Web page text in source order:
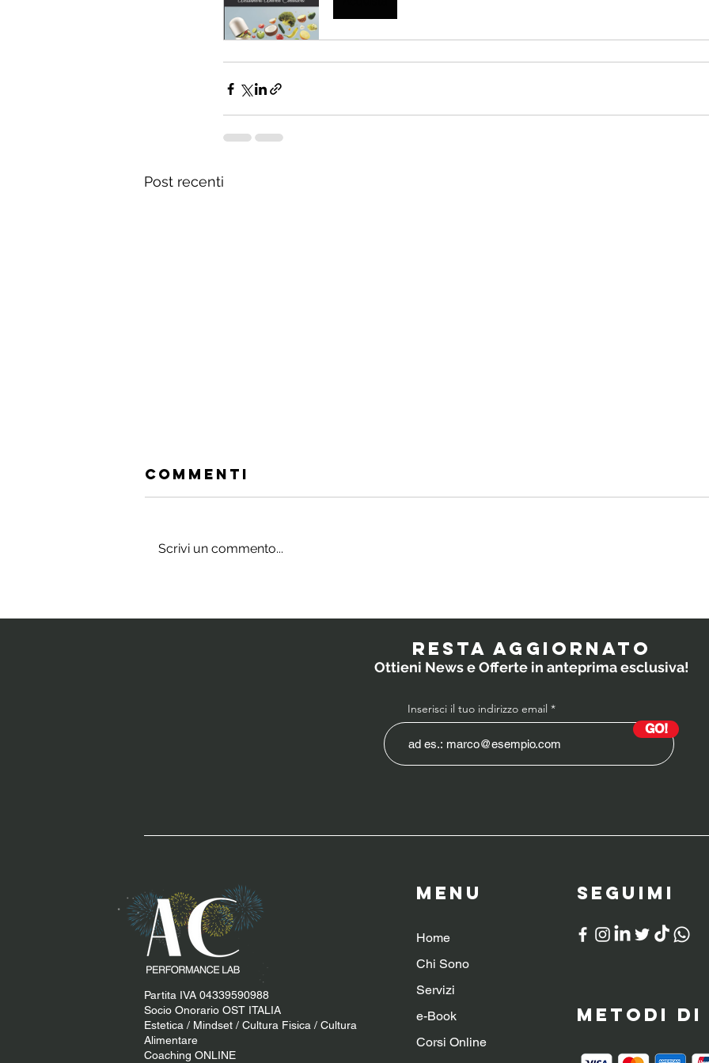
Post recenti
che stimolano
probiotici
medici ai
bambini?
Commenti
Scrivi un commento...
RESTA AGGIORNATO
Ottieni News e Offerte in anteprima esclusiva!
Inserisci il tuo indirizzo email
GO!
Partita IVA 04339590988
Socio Onorario OST ITALIA
Estetica / Mindset / Cultura Fisica / Cultura
Alimentare
Coaching ONLINE
Menu
Home
Chi Sono
Servizi
e-Book
Corsi Online
SeguiMI
Metodi di